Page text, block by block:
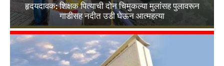
हृदयदावक: शिक्षक पित्याची दोन चिमुकल्या मुलांसह पुलावरून
गाडीसह नदीत उडी घेऊन आत्महत्या